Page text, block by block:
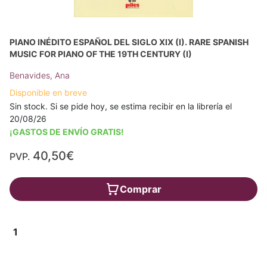
PIANO INÉDITO ESPAÑOL DEL SIGLO XIX (I). RARE SPANISH
MUSIC FOR PIANO OF THE 19TH CENTURY (I)
Benavides, Ana
Disponible en breve
Sin stock. Si se pide hoy, se estima recibir en la librería el
20/08/26
¡GASTOS DE ENVÍO GRATIS!
PVP. 40,50€
Comprar
1